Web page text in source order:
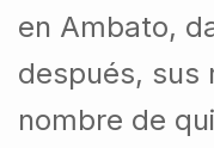
en Ambato,
después, sus
nombre de